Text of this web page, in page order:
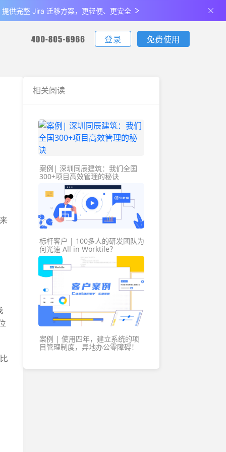
供完整 Jira 迁移方案，更轻便、更安全
支持iOS、Android、Windows、Mac
您可通过电话联系我们：
金融
全部
您可通过电话联系我们：
实
查看产品最新的功能升级、体验优化
说明
公司介绍及发展历程
联系我们
各地办公地址及联系方式
您可通过电话联系我们：
登录 免费使用
相关阅读
案例| 深圳同辰建筑：我们全国
300+项目高效管理的秘诀
标杆客户 | 100多人的研发团队为
何光速 All in Worktile？
案例 | 使用四年，建立系统的项
目管理制度，异地办公零障碍！